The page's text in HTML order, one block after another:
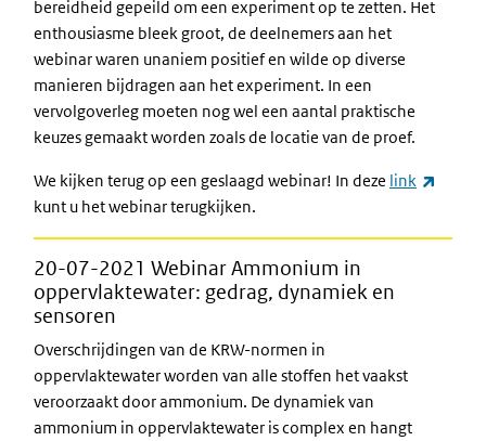
bereidheid gepeild om een experiment op te zetten. Het
enthousiasme bleek groot, de deelnemers aan het
webinar waren unaniem positief en wilde op diverse
manieren bijdragen aan het experiment. In een
vervolgoverleg moeten nog wel een aantal praktische
keuzes gemaakt worden zoals de locatie van de proef.
We kijken terug op een geslaagd webinar! In deze link
kunt u het webinar terugkijken.
20-07-2021 Webinar Ammonium in
oppervlaktewater: gedrag, dynamiek en
sensoren
Overschrijdingen van de KRW-normen in
oppervlaktewater worden van alle stoffen het vaakst
veroorzaakt door ammonium. De dynamiek van
ammonium in oppervlaktewater is complex en hangt